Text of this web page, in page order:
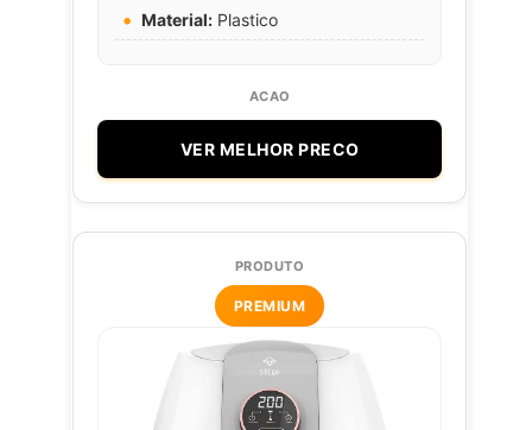
Material: Plastico
VER MELHOR PRECO
PREMIUM